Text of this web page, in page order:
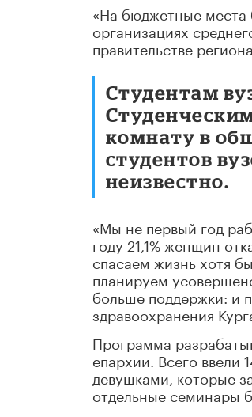
«На бюджетные места
организациях
правительстве региона.
Студентам
комнату в
студентов
неизвестно.
«Мы не первый год
году 21,1% женщин
спасаем жизнь хотя
планируем
больше поддержки: и
здравоохранения
Программа
епархии. Всего
девушками, которые
отдельные семинары